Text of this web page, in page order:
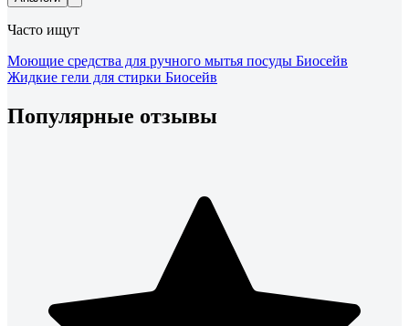
Часто ищут
Моющие средства для ручного мытья посуды Биосейв
Жидкие гели для стирки Биосейв
Популярные отзывы